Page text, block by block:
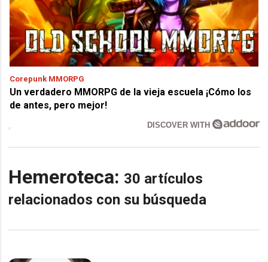
Corepunk MMORPG
Un verdadero MMORPG de la vieja escuela ¡Cómo los
de antes, pero mejor!
DISCOVER WITH
Hemeroteca: 30 artículos
relacionados con su búsqueda